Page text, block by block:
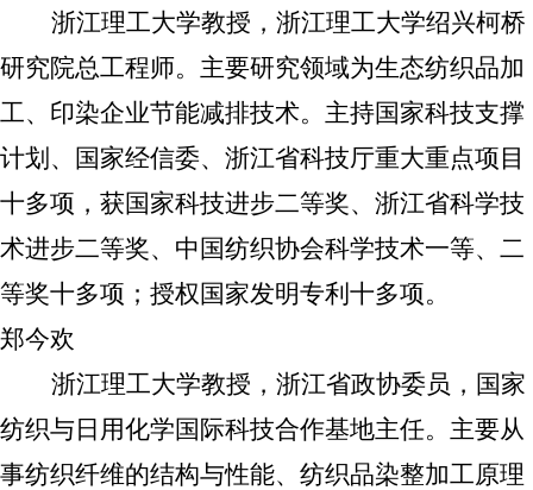
浙江理工大学教授，浙江理工大学绍兴柯桥
研究院总工程师。主要研究领域为生态纺织品加
工、印染企业节能减排技术。主持国家科技支撑
计划、国家经信委、浙江省科技厅重大重点项目
十多项，获国家科技进步二等奖、浙江省科学技
术进步二等奖、中国纺织协会科学技术一等、二
等奖十多项；授权国家发明专利十多项。
郑今欢
浙江理工大学教授，浙江省政协委员，国家
纺织与日用化学国际科技合作基地主任。主要从
事纺织纤维的结构与性能、纺织品染整加工原理